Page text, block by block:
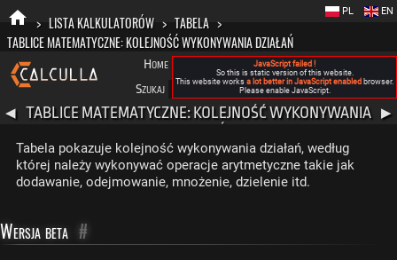
> LISTA KALKULATORÓW > TABELA >
TABLICE MATEMATYCZNE: KOLEJNOŚĆ WYKONYWANIA DZIAŁAŃ
Home FAQ Nowa Calculla
Szukaj
Kategorie
EN
PL
◀
TABLICE MATEMATYCZNE: KOLEJNOŚĆ WYKONYWANIA
▶
Tabela pokazuje kolejność wykonywania działań, według
której należy wykonywać operacje arytmetyczne takie jak
dodawanie, odejmowanie, mnożenie, dzielenie itd.
Wersja beta #
JavaScript failed !
So this is static version of this website.
This website works a lot better in JavaScript enabled browser.
Please enable JavaScript.